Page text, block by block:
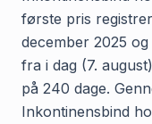
første pris
december 2025
fra i dag (7.
på 240 dage.
Inkontinensbind